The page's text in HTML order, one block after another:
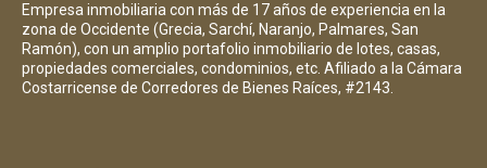
Empresa inmobiliaria con más de 17 años de experiencia en la
zona de Occidente (Grecia, Sarchí, Naranjo, Palmares, San
Ramón), con un amplio portafolio inmobiliario de lotes, casas,
propiedades comerciales, condominios, etc. Afiliado a la Cámara
Costarricense de Corredores de Bienes Raíces, #2143.